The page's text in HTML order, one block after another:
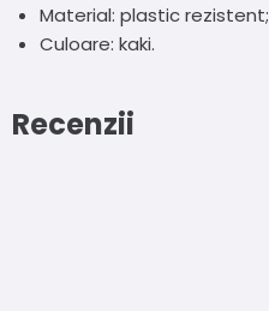
Material: plastic rezistent;
Culoare: kaki.
Recenzii